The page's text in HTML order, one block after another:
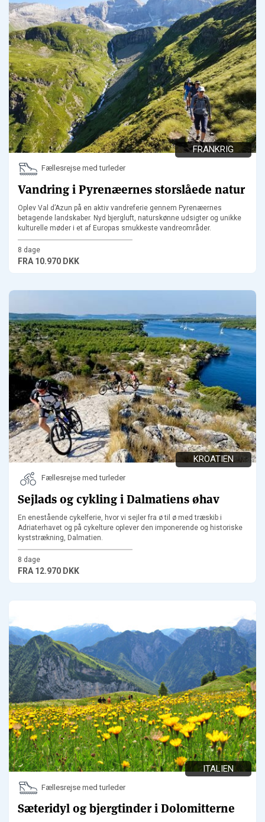
FRANKRIG
Fællesrejse med turleder
Vandring i Pyrenæernes storslåede natur
Oplev Val d’Azun på en aktiv vandreferie gennem Pyrenæernes
betagende landskaber. Nyd bjergluft, naturskønne udsigter og unikke
kulturelle møder i et af Europas smukkeste vandreområder.
8 dage
FRA 10.970 DKK
KROATIEN
Fællesrejse med turleder
Sejlads og cykling i Dalmatiens øhav
En enestående cykelferie, hvor vi sejler fra ø til ø med træskib i
Adriaterhavet og på cykelture oplever den imponerende og historiske
kyststrækning, Dalmatien.
8 dage
FRA 12.970 DKK
ITALIEN
Fællesrejse med turleder
Sæteridyl og bjergtinder i Dolomitterne